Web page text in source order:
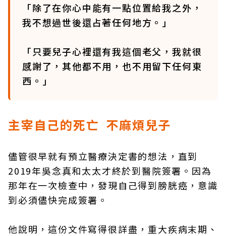
「除了在你心中能有一點位置給我之外，
我不想過世後還占著任何地方。」
「只要兒子心裡還有我這個老父，我就很
感謝了，其他都不用，也不用留下任何東
西。」
主宰自己的死亡 不麻煩兒子
儘管很早就有預立醫療決定書的想法，直到
2019年吳念真和太太才終於到醫院簽署。因為
那年在一次檢查中，發現自己得到膀胱癌，意識
到必須儘快完成簽署。
他說明，這份文件寫得很詳盡，重大疾病末期、